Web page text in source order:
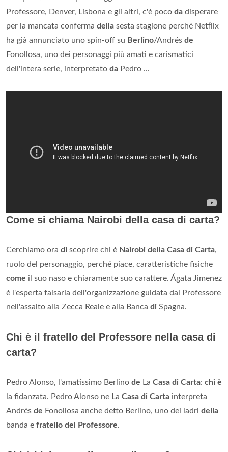
Professore, Denver, Lisbona e gli altri, c'è poco da disperare
per la mancata conferma della sesta stagione perché Netflix
ha già annunciato uno spin-off su Berlino/Andrés de
Fonollosa, uno dei personaggi più amati e carismatici
dell'intera serie, interpretato da Pedro ...
Come si chiama Nairobi della casa di carta?
Cerchiamo ora di scoprire chi è Nairobi della Casa di Carta,
ruolo del personaggio, perché piace, caratteristiche fisiche
come il suo naso e chiaramente suo carattere. Ágata Jimenez
è l'esperta falsaria dell'organizzazione guidata dal Professore
nell'assalto alla Zecca Reale e alla Banca di Spagna.
Chi è il fratello del Professore nella casa di
carta?
Pedro Alonso, l'amatissimo Berlino de La Casa di Carta: chi è
la fidanzata. Pedro Alonso ne La Casa di Carta interpreta
Andrés de Fonollosa anche detto Berlino, uno dei ladri della
banda e fratello del Professore.